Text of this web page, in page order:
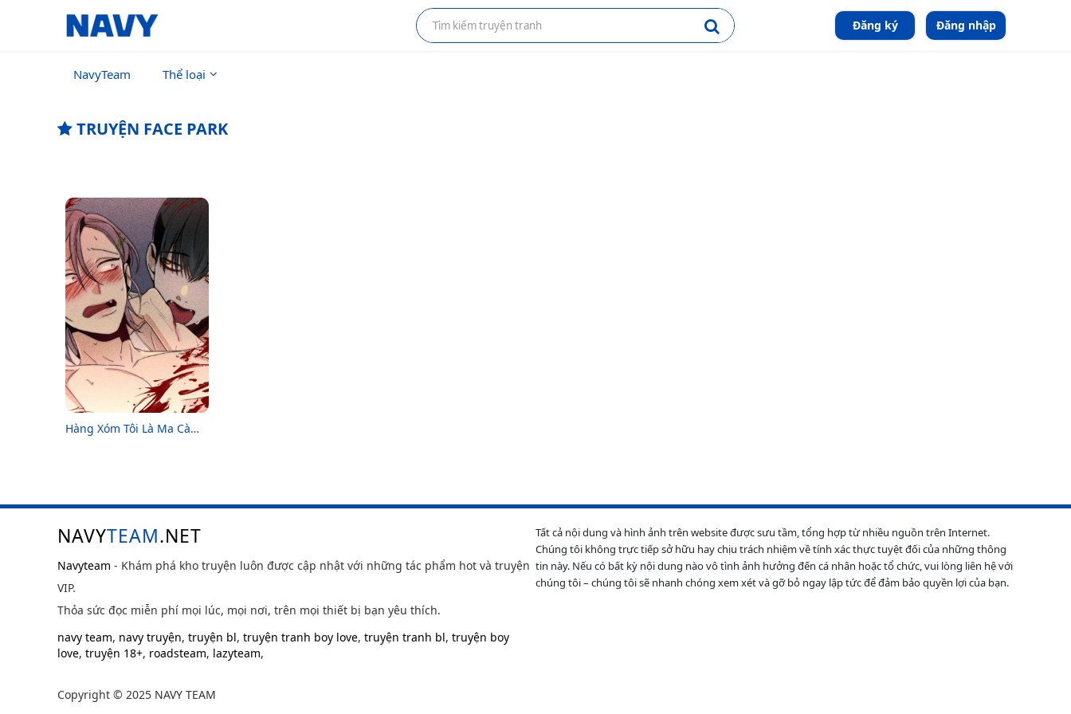
Đăng ký Đăng nhập
NavyTeam Thể loại
TRUYỆN FACE PARK
Hàng Xóm Tôi Là Ma Cà
NAVYTEAM.NET
Navyteam - Khám phá kho truyện luôn được cập nhật với những tác phẩm hot và truyện
VIP.
Thỏa sức đọc miễn phí mọi lúc, mọi nơi, trên mọi thiết bị bạn yêu thích.
navy team, navy truyện, truyện bl, truyện tranh boy love, truyện tranh bl, truyện boy
love, truyện 18+, roadsteam, lazyteam,
Copyright © 2025 NAVY TEAM
Tất cả nội dung và hình ảnh trên website được sưu tầm, tổng hợp từ nhiều nguồn trên Internet.
Chúng tôi không trực tiếp sở hữu hay chịu trách nhiệm về tính xác thực tuyệt đối của những thông
tin này. Nếu có bất kỳ nội dung nào vô tình ảnh hưởng đến cá nhân hoặc tổ chức, vui lòng liên hệ với
chúng tôi – chúng tôi sẽ nhanh chóng xem xét và gỡ bỏ ngay lập tức để đảm bảo quyền lợi của bạn.